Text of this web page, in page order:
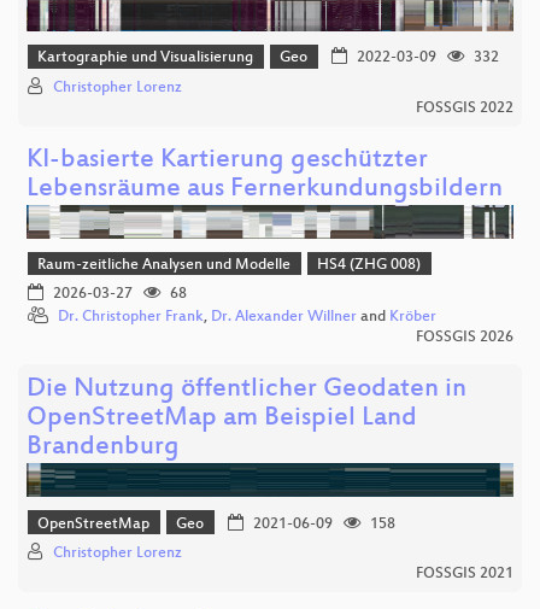
Kartographie und Visualisierung Geo 2022-03-09
332
Christopher Lorenz
FOSSGIS 2022
KI-basierte Kartierung geschützter
Lebensräume aus Fernerkundungsbildern
Raum-zeitliche Analysen und Modelle
HS4 (ZHG 008)
2026-03-27
68
Dr. Christopher Frank, Dr. Alexander Willner and Kröber
FOSSGIS 2026
Die Nutzung öffentlicher Geodaten in
OpenStreetMap am Beispiel Land
Brandenburg
OpenStreetMap Geo 2021-06-09
158
Christopher Lorenz
FOSSGIS 2021